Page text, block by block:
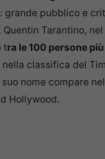
grande pubblico e
Quentin Tarantino,
tra le 100 persone
nella classifica del
nome compare
Hollywood.